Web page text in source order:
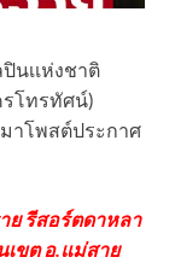
นเเห่งชาติ
โทรทัศน์)
าโพสต์ประกาศ
ย รีสอร์ตดาหลา
ขต อ.แม่สาย